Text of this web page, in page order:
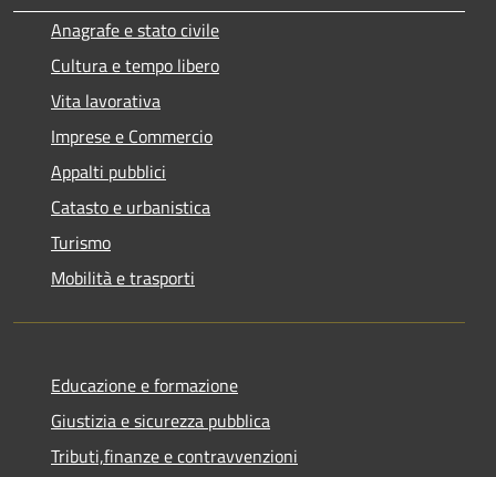
Anagrafe e stato civile
Cultura e tempo libero
Vita lavorativa
Imprese e Commercio
Appalti pubblici
Catasto e urbanistica
Turismo
Mobilità e trasporti
Educazione e formazione
Giustizia e sicurezza pubblica
Tributi,finanze e contravvenzioni